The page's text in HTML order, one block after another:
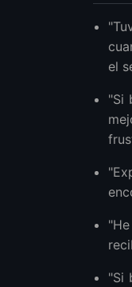
el
"Si
"Si